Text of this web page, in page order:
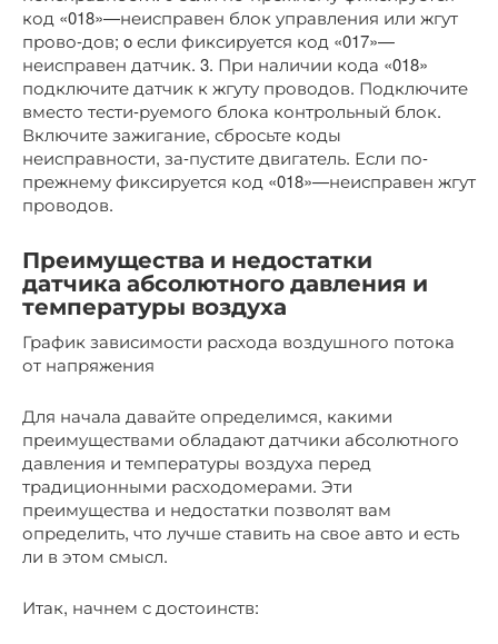
код «018»—неисправен блок управления или жгут
прово-дов; o если фиксируется код «017»—
неисправен датчик. 3. При наличии кода «018»
подключите датчик к жгуту проводов. Подключите
вместо тести-руемого блока контрольный блок.
Включите зажигание, сбросьте коды
неисправности, за-пустите двигатель. Если по-
прежнему фиксируется код «018»—неисправен жгут
проводов.
Преимущества и недостатки
датчика абсолютного давления и
температуры воздуха
График зависимости расхода воздушного потока
от напряжения
Для начала давайте определимся, какими
преимуществами обладают датчики абсолютного
давления и температуры воздуха перед
традиционными расходомерами. Эти
преимущества и недостатки позволят вам
определить, что лучше ставить на свое авто и есть
ли в этом смысл.
Итак, начнем с достоинств: